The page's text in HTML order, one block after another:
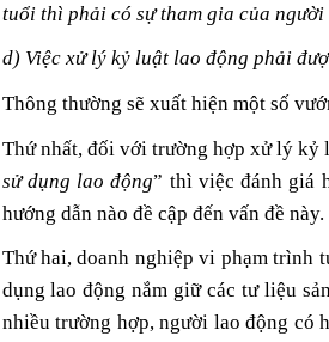
tuổi thì phải có sự tham gia của
d) Việc xử lý kỷ luật lao động phải
Thông thường sẽ xuất hiện một số
Thứ nhất, đối với trường hợp xử lý kỷ
sử dụng lao động” thì việc đánh giá
hướng dẫn nào đề cập đến vấn đề này.
Thứ hai, doanh nghiệp vi phạm trình
dụng lao động nắm giữ các tư liệu
nhiều trường hợp, người lao động có